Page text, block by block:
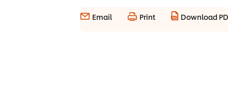
Download
Print
Email